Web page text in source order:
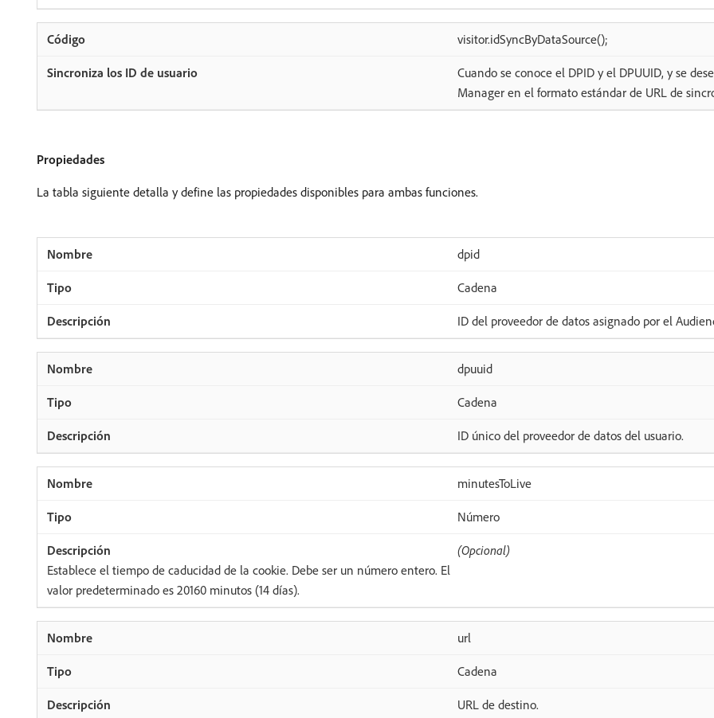
visitor.idSyncByDataSource();
Cuando se conoce el DPID y el DPUUID, y se
Manager en el formato estándar de URL de
Propiedades
La tabla siguiente detalla y define las propiedades disponibles para ambas funciones.
dpid
Cadena
ID del proveedor de datos asignado por el
dpuuid
Cadena
ID único del proveedor de datos del usuario.
minutesToLive
Número
(Opcional)
Establece el tiempo de caducidad de la cookie. Debe ser un número entero. El
valor predeterminado es 20160 minutos (14 días).
url
Cadena
URL de destino.